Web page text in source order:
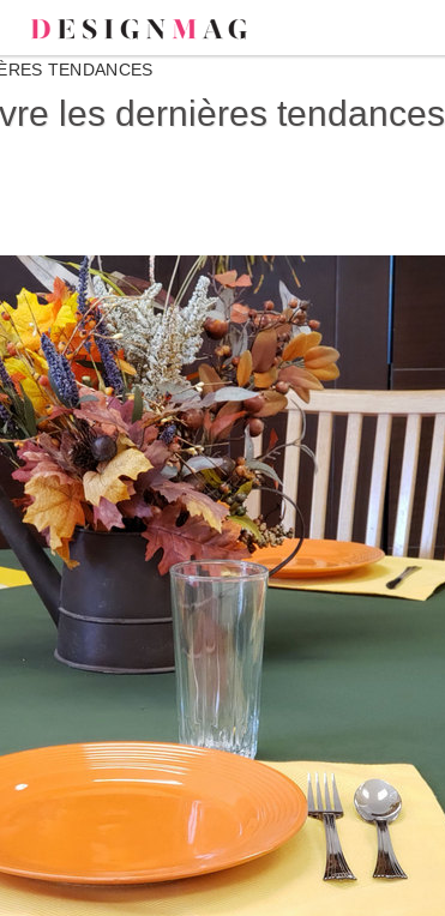
TENDANCES
les dernières tendances